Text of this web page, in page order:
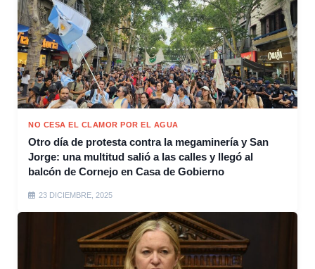
NO CESA EL CLAMOR POR EL AGUA
Otro día de protesta contra la megaminería y San
Jorge: una multitud salió a las calles y llegó al
balcón de Cornejo en Casa de Gobierno
23 DICIEMBRE, 2025